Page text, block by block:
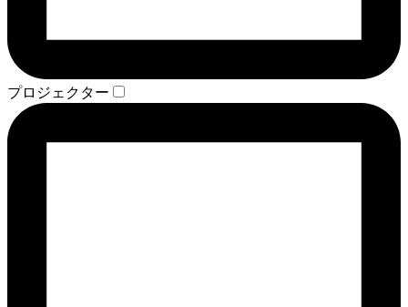
プロジェクター